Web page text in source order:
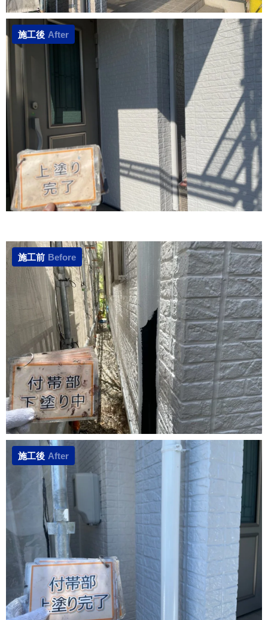
施工後 After
施工前 Before
施工後 After